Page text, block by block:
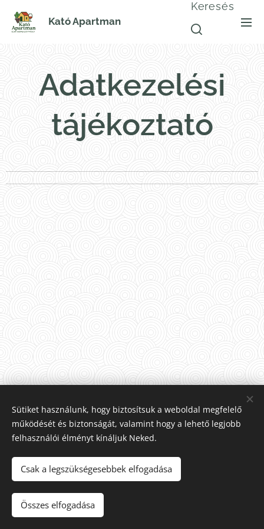
Kató Apartman
Keresés
Adatkezelési
tájékoztató
© 2025 Minden jog fenntartva! Készítette:
Horváth Sándor 0670-275-2651
Sütiket használunk, hogy biztosítsuk a weboldal megfelelő
működését és biztonságát, valamint hogy a lehető legjobb
felhasználói élményt kínáljuk Neked.
Csak a legszükségesebbek elfogadása
Összes elfogadása